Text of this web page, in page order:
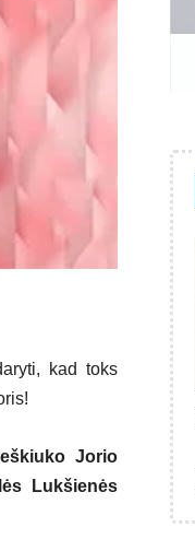
kad toks
Jorio
Lukšienės